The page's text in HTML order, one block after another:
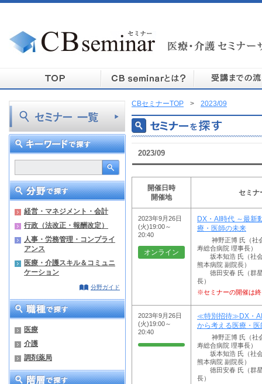
経営・マネジメント・会計
行政（法改正・報酬改定）
人事・労務管理・コンプライ
アンス
医療・介護スキル＆コミュニ
ケーション
分野ガイド
医療
介護
調剤薬局
CBセミナーTOP > 2023/09
2023/09
開催日時
開催地
セミナ
2023年9月26日
(火)19:00～
20:40
オンライン
DX・AI時代 ～最新
療・医師の未来
神野正博 氏（社会
寿総合病院 理事長）
坂本知浩 氏（社会
熊本病院 副院長）
徳田安春 氏（群星
長）
※セミナーの開催は
2023年9月26日
(火)19:00～
20:40
≪特別招待≫DX・AI
から考える医療・医
神野正博 氏（社会
寿総合病院 理事長）
坂本知浩 氏（社会
熊本病院 副院長）
徳田安春 氏（群星
長）